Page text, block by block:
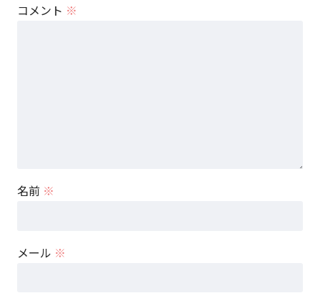
コメント ※
名前 ※
メール ※